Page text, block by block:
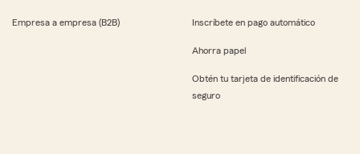
Empresa a empresa (B2B) Inscríbete en pago automático
Ahorra papel
Obtén tu tarjeta de identificación de
seguro